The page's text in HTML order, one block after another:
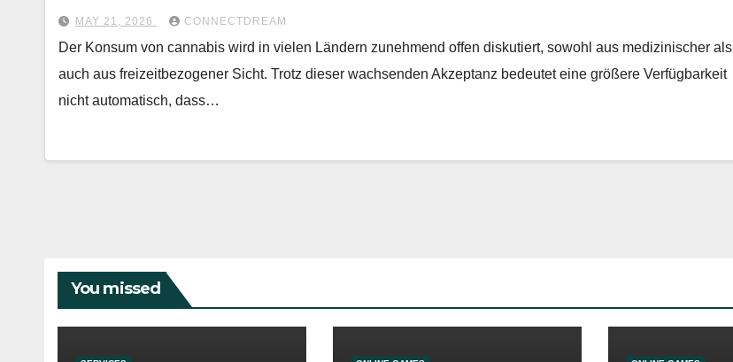
MAY 21, 2026 CONNECTDREAM
Der Konsum von cannabis wird in vielen Ländern zunehmend offen diskutiert, sowohl aus medizinischer als
auch aus freizeitbezogener Sicht. Trotz dieser wachsenden Akzeptanz bedeutet eine größere Verfügbarkeit
nicht automatisch, dass…
You missed